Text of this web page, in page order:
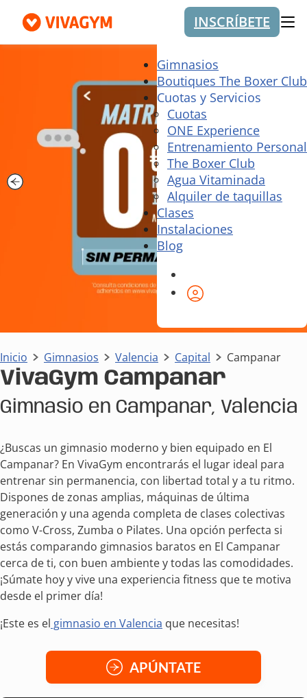
INSCRÍBETE
Gimnasios
Boutiques The Boxer Club
Cuotas y Servicios
Cuotas
ONE Experience
Entrenamiento Personal
The Boxer Club
Agua Vitaminada
Alquiler de taquillas
Clases
Instalaciones
Blog
Inicio Gimnasios Valencia Capital Campanar
VivaGym Campanar
Gimnasio en Campanar, Valencia
¿Buscas un gimnasio moderno y bien equipado en El
Campanar? En VivaGym encontrarás el lugar ideal para
entrenar sin permanencia, con libertad total y a tu ritmo.
Dispones de zonas amplias, máquinas de última
generación y una agenda completa de clases colectivas
como V-Cross, Zumba o Pilates. Una opción perfecta si
estás comparando gimnasios baratos en El Campanar
cerca de ti, con buen ambiente y todas las comodidades.
¡Súmate hoy y vive una experiencia fitness que te motiva
desde el primer día!
¡Este es el gimnasio en Valencia que necesitas!
APÚNTATE